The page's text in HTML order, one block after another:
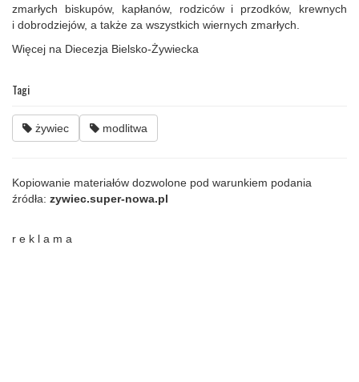
zmarłych biskupów, kapłanów, rodziców i przodków, krewnych
i dobrodziejów, a także za wszystkich wiernych zmarłych.
Więcej na Diecezja Bielsko-Żywiecka
Tagi
żywiec modlitwa
Kopiowanie materiałów dozwolone pod warunkiem podania
źródła: zywiec.super-nowa.pl
r e k l a m a